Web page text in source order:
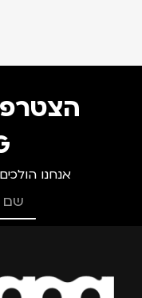
אנחנו